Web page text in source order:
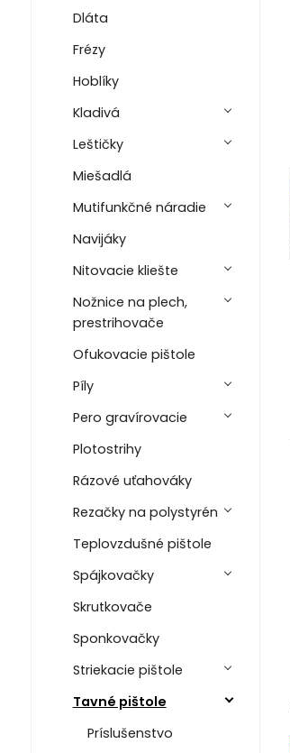
Dláta
Frézy
Hoblíky
Kladivá
Leštičky
Miešadlá
Mutifunkčné náradie
Navijáky
Nitovacie kliešte
Nožnice na plech,
prestrihovače
Ofukovacie pištole
Píly
Pero gravírovacie
Plotostrihy
Rázové uťahováky
Rezačky na polystyrén
Teplovzdušné pištole
Spájkovačky
Skrutkovače
Sponkovačky
Striekacie pištole
Tavné pištole
Príslušenstvo